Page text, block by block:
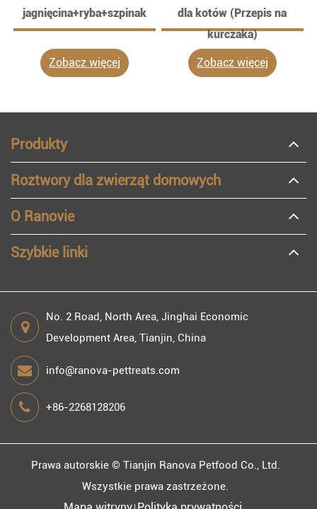
jagnięcina+ryba+szpinak
Zobacz więcej
dla kotów (Przepis na
kurczaka)
Zobacz więcej
Produkty
Roztwory dla zwierząt domowych
O Ranovie
Szybkie linki
No. 2 Road, North Area, Jinghai Economic
Development Area, Tianjin, China
info@ranova-pettreats.com
+86-2268128206
Prawa autorskie © Tianjin Ranova Petfood Co., Ltd.
Wszystkie prawa zastrzeżone.